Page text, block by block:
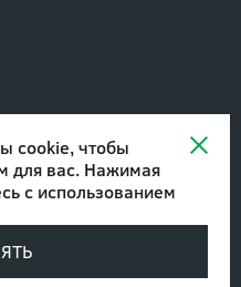
cookie, чтобы
для вас. Нажимая
с использованием
ООО "Нобили"